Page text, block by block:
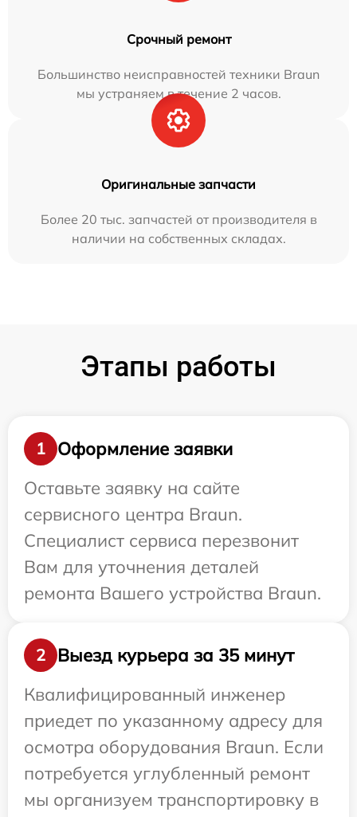
Срочный ремонт
Большинство неисправностей техники Braun
мы устраняем в течение 2 часов.
Оригинальные запчасти
Более 20 тыс. запчастей от производителя в
наличии на собственных складах.
Этапы работы
1
Оформление заявки
Оставьте заявку на сайте
сервисного центра Braun.
Специалист сервиса перезвонит
Вам для уточнения деталей
ремонта Вашего устройства Braun.
2
Выезд курьера за 35 минут
Квалифицированный инженер
приедет по указанному адресу для
осмотра оборудования Braun. Если
потребуется углубленный ремонт
мы организуем транспортировку в